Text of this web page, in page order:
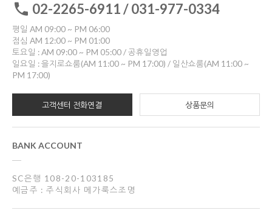
02-2265-6911 / 031-977-0334
평일 AM 09:00 ~ PM 06:00
점심 AM 12:00 ~ PM 01:00
토요일 : AM 09:00 ~ PM 05:00 / 공휴일영업
일요일 : 을지로쇼룸(AM 11:00 ~ PM 17:00) / 일산쇼룸(AM 11:00 ~
PM 17:00)
고객센터 전화연결 상품문의
BANK ACCOUNT
SC은행 108-20-103185
예금주 : 주식회사 메가룩스조명